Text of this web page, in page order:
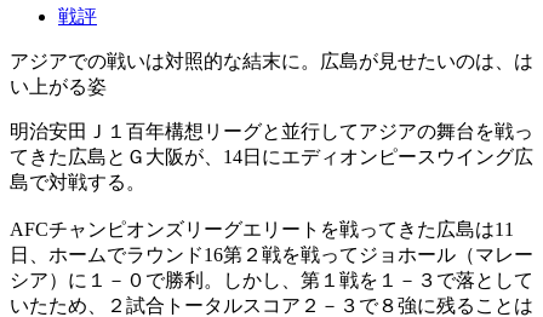
戦評
アジアでの戦いは対照的な結末に。広島が見せたいのは、は
い上がる姿
明治安田Ｊ１百年構想リーグと並行してアジアの舞台を戦っ
てきた広島とＧ大阪が、14日にエディオンピースウイング広
島で対戦する。
AFCチャンピオンズリーグエリートを戦ってきた広島は11
日、ホームでラウンド16第２戦を戦ってジョホール（マレー
シア）に１－０で勝利。しかし、第１戦を１－３で落として
いたため、２試合トータルスコア２－３で８強に残ることは